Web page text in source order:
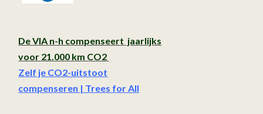
De VIA n-h compenseert jaarlijks
voor 21.000 km CO2
Zelf je CO2-uitstoot
compenseren | Trees for All